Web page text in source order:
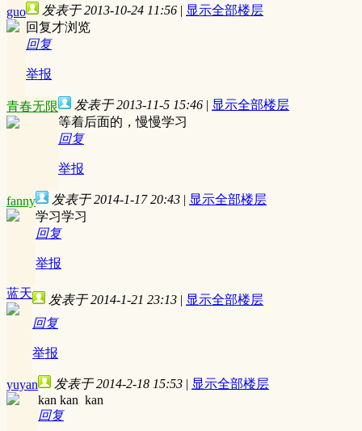
guo 发表于 2013-10-24 11:56 | 显示全部楼层
回复才浏览
回复
举报
青春无限 发表于 2013-11-5 15:46 | 显示全部楼层
等着后面的，慢慢学习
回复
举报
fanny 发表于 2014-1-17 20:43 | 显示全部楼层
学习学习
回复
举报
蓝天 发表于 2014-1-21 23:13 | 显示全部楼层
回复
举报
yuyan 发表于 2014-2-18 15:53 | 显示全部楼层
kan kan kan
回复